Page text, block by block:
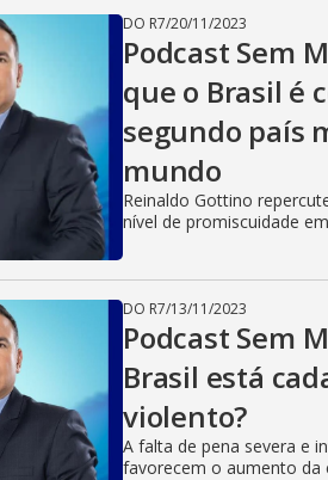
DO R7/20/11/2023
Podcast Sem
que o Brasil é
segundo país
mundo
Reinaldo Gottino
nível de promiscuidade
DO R7/13/11/2023
Podcast Sem
Brasil está
violento?
A falta de pena severa e
favorecem o aumento da